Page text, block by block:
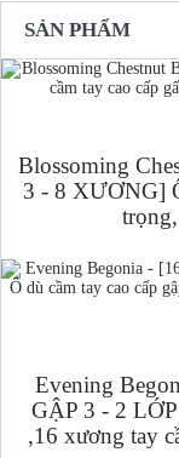
SẢN PHẨM
Blossoming
3 - 8 XƯƠNG]
Evening
GẬP 3 - 2
,16 xương tay